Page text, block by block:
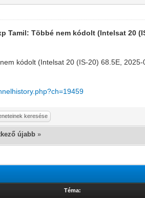
Tamil: Többé nem kódolt (Intelsat 20
kódolt (Intelsat 20 (IS-20) 68.5E,
keresése
újabb »
Téma: